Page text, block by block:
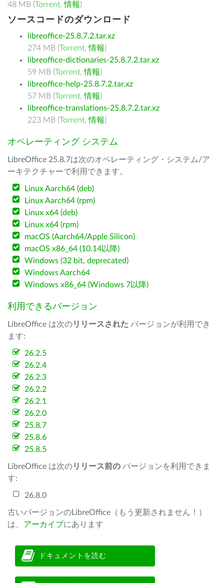
48 MB (Torrent,情報)
ソースコードのダウンロード
libreoffice-25.8.7.2.tar.xz
274 MB (Torrent,情報)
libreoffice-dictionaries-25.8.7.2.tar.xz
59 MB (Torrent,情報)
libreoffice-help-25.8.7.2.tar.xz
57 MB (Torrent,情報)
libreoffice-translations-25.8.7.2.tar.xz
223 MB (Torrent,情報)
オペレーティング システム
LibreOffice 25.8.7は次のオペレーティング・システム/ア
ーキテクチャーで利用できます。
Linux Aarch64 (deb)
Linux Aarch64 (rpm)
Linux x64 (deb)
Linux x64 (rpm)
macOS (Aarch64/Apple Silicon)
macOS x86_64 (10.14以降)
Windows (32 bit, deprecated)
Windows Aarch64
Windows x86_64 (Windows 7以降)
利用できるバージョン
LibreOffice は次のリリースされた バージョンが利用でき
ます:
26.2.5
26.2.4
26.2.3
26.2.2
26.2.1
26.2.0
25.8.7
25.8.6
25.8.5
LibreOffice は次のリリース前の バージョンを利用できま
す:
26.8.0
古いバージョンのLibreOffice（もう更新されません！）
は、 アーカイブにあります
ドキュメントを読む